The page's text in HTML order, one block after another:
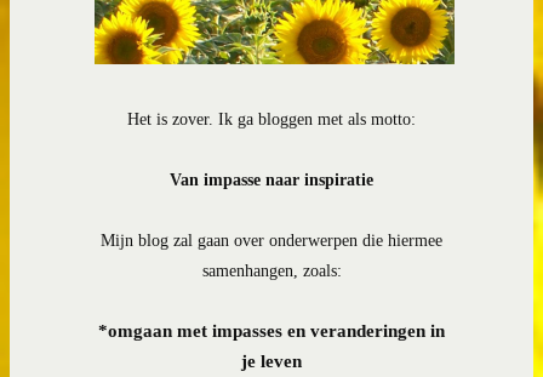
Het is zover. Ik ga bloggen met als motto:
Van impasse naar inspiratie
Mijn blog zal gaan over onderwerpen die hiermee
samenhangen, zoals:
*omgaan met impasses en veranderingen in
je leven